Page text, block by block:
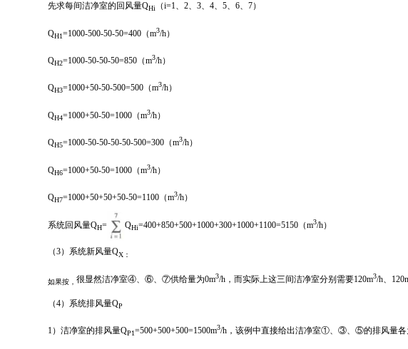
先求每间洁净室的回风量QHi （i=1、2、3、4、5、6、7）
QH1=1000-500-50-50=400（m3/h）
QH2=1000-50-50-50=850（m3/h）
QH3=1000+50-50-500=500（m3/h）
QH4=1000+50-50=1000（m3/h）
QH5=1000-50-50-50-50-500=300（m3/h）
QH6=1000+50-50=1000（m3/h）
QH7=1000+50+50+50-50=1100（m3/h）
系统回风量QH= QHi=400+850+500+1000+300+1000+1100=5150（m3/h）
（3）系统新风量QX：
如果按 ，很显然洁净室④、⑥、⑦供给量为0m3/h，而实际上这三间洁净室分别需要120m3/h、
（4）系统排风量QP
1）洁净室的排风量QP1=500+500+500=1500m3/h，该例中直接给出洁净室①、③、⑤的排风量各